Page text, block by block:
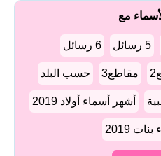
مع
5 رسائل 6 رسائل
مقاطع3 حسب البلد
أشهر أسماء أولاد 2019
2019